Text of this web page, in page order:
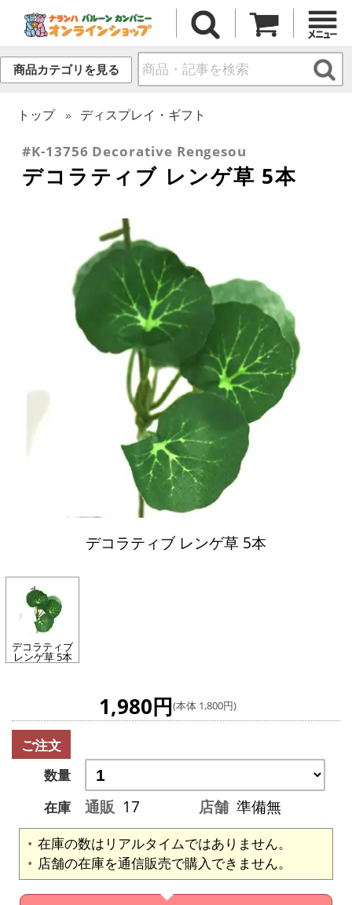
商品カテゴリを見る
トップ ディスプレイ・ギフト
#K-13756 Decorative Rengesou
デコラティブ レンゲ草 5本
デコラティブ レンゲ草 5本
デコラティブ
レンゲ草 5本
1,980円(本体 1,800円)
ご注文
数量
在庫
通販 17 店舗 準備無
在庫の数はリアルタイムではありません。
店舗の在庫を通信販売で購入できません。